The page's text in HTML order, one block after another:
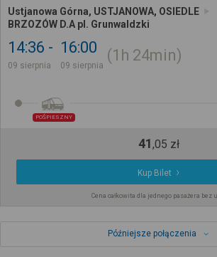
Ustjanowa Górna, USTJANOWA, OSIEDLE
BRZOZÓW D.A pl. Grunwaldzki
14:36
09 sierpnia
16:00
09 sierpnia
1h 24min
POŚPIESZNY
41,05 zł
Kup Bilet
Cena całkowita dla jednego pasażera bez
Późniejsze połączenia